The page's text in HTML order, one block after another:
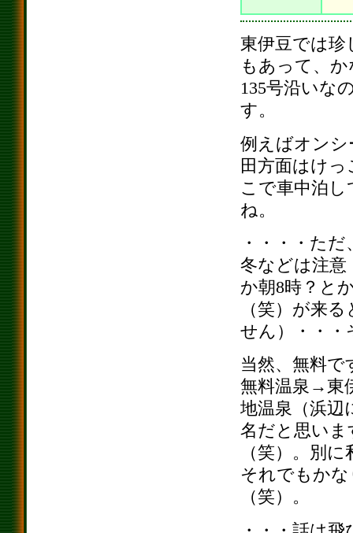
東伊豆では珍
もあって、
135号沿いな
す。
例えばオンシ
田方面はけ
こで車中泊
ね。
・・・・た
冬などは注意
か朝8時？と
（笑）が来
せん）・・・
当然、無料
無料温泉→東
地温泉（浜辺
名だと思いま
（笑）。別
それでもか
（笑）。